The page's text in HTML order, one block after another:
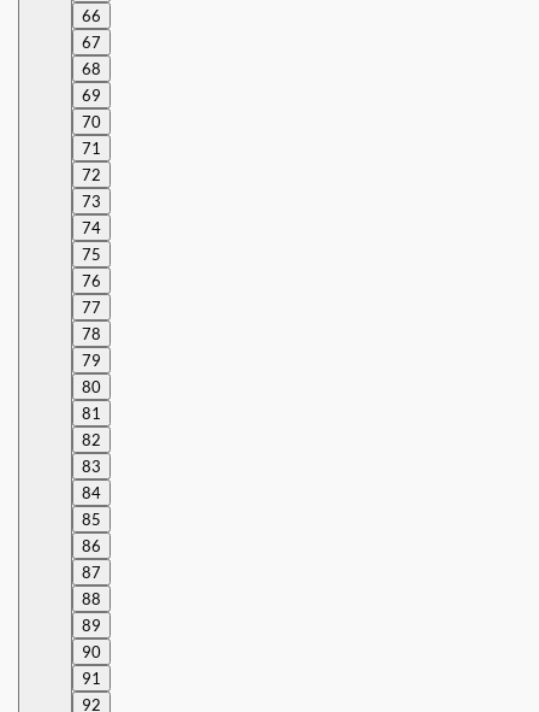
66
67
68
69
70
71
72
73
74
75
76
77
78
79
80
81
82
83
84
85
86
87
88
89
90
91
92